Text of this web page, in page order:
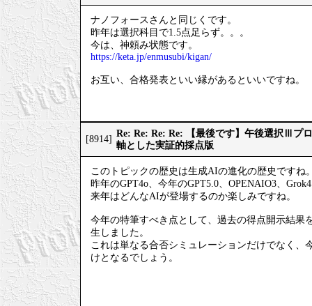
ナノフォースさんと同じくです。
昨年は選択科目で1.5点足らず。。。
今は、神頼み状態です。
https://keta.jp/enmusubi/kigan/
お互い、合格発表といい縁があるといいですね。
[8914]
Re: Re: Re: Re: 【最後です】午後選択Ⅲプ
軸とした実証的採点版
このトピックの歴史は生成AIの進化の歴史ですね
昨年のGPT4o、今年のGPT5.0、OPENAIO3、
来年はどんなAIが登場するのか楽しみですね。
今年の特筆すべき点として、過去の得点開示結果
生しました。
これは単なる合否シミュレーションだけでなく
けとなるでしょう。